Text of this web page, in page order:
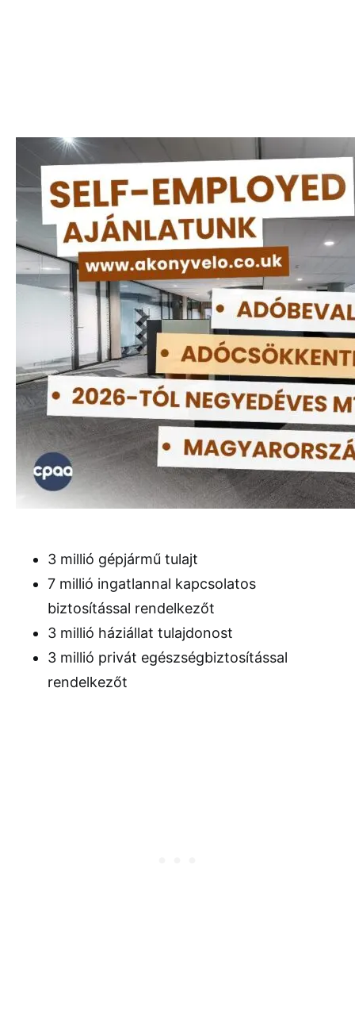
3 millió gépjármű tulajt
7 millió ingatlannal kapcsolatos
biztosítással rendelkezőt
3 millió háziállat tulajdonost
3 millió privát egészségbiztosítással
rendelkezőt